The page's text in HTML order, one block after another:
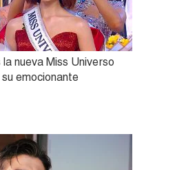
nueva Miss Universo
emocionante